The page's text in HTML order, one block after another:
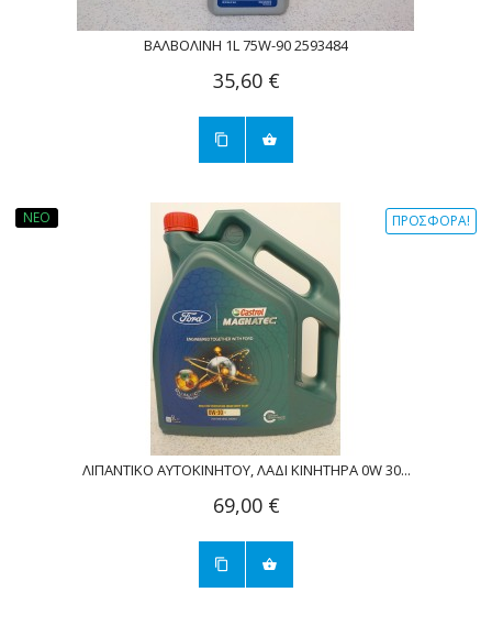
ΒΑΛΒΟΛΙΝΗ 1L 75W-90 2593484
35,60 €
ΝΈΟ ΠΡΟΣΦΟΡΆ!
ΛΙΠΑΝΤΙΚΟ ΑΥΤΟΚΙΝΗΤΟΥ, ΛΑΔΙ ΚΙΝΗΤΗΡΑ 0W 30...
69,00 €